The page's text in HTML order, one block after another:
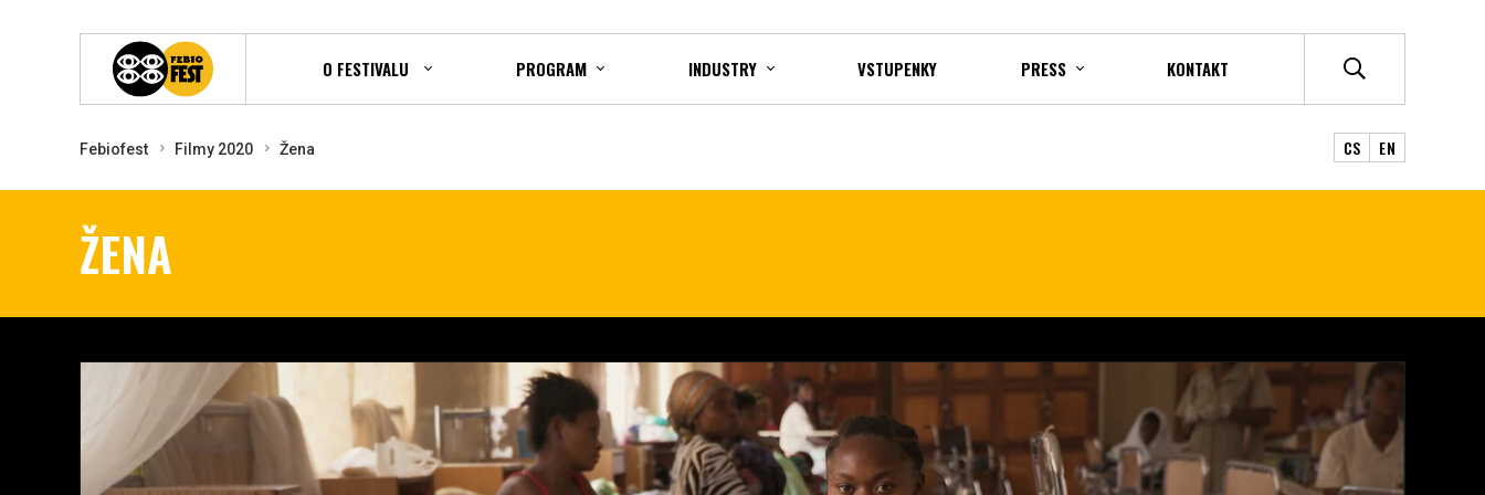
O FESTIVALU PROGRAM INDUSTRY VSTUPENKY PRESS KONTAKT
Febiofest Filmy 2020 Žena CS EN
ŽENA